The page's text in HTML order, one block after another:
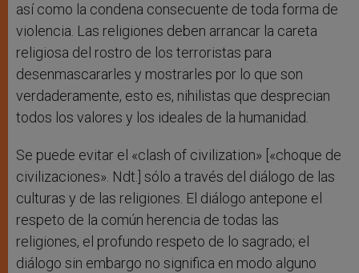
así como la condena consecuente de toda forma de
violencia. Las religiones deben arrancar la careta
religiosa del rostro de los terroristas para
desenmascararles y mostrarles por lo que son
verdaderamente, esto es, nihilistas que desprecian
todos los valores y los ideales de la humanidad.
Se puede evitar el «clash of civilization» [«choque de
civilizaciones». Ndt.] sólo a través del diálogo de las
culturas y de las religiones. El diálogo antepone el
respeto de la común herencia de todas las
religiones, el profundo respeto de lo sagrado; el
diálogo sin embargo no significa en modo alguno